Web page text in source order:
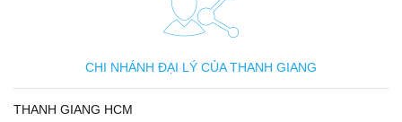
CHI NHÁNH ĐẠI LÝ CỦA THANH GIANG
THANH GIANG HCM